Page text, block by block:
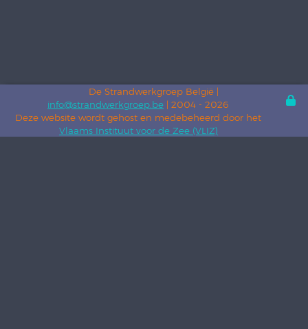
De Strandwerkgroep België |
info@strandwerkgroep.be | 2004 - 2026
Deze website wordt gehost en medebeheerd door het
Vlaams Instituut voor de Zee (VLIZ)